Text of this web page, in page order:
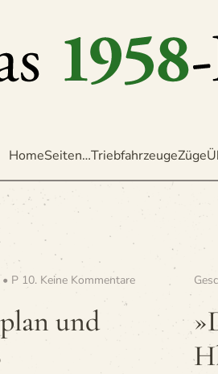
HomeSeiten…TriebfahrzeugeZüge
P 10. Keine Kommentarezu
Stutt­
und